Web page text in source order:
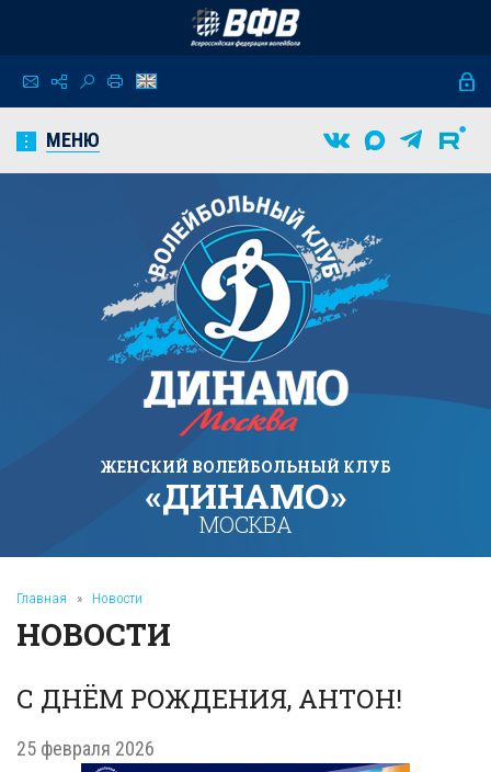
МЕНЮ
ЖЕНСКИЙ ВОЛЕЙБОЛЬНЫЙ КЛУБ
«ДИНАМО»
МОСКВА
Главная » Новости
НОВОСТИ
С ДНЁМ РОЖДЕНИЯ, АНТОН!
25 февраля 2026